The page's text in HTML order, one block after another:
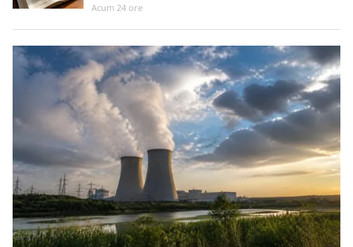
Acum 24 ore